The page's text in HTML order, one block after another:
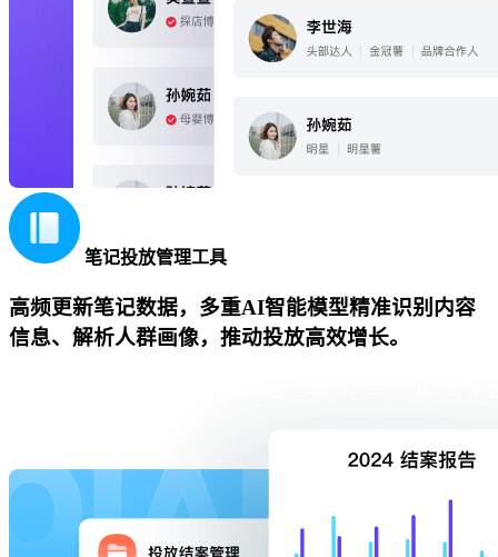
笔记投放管理工具
高频更新笔记数据，多重AI智能模型精准识别内容
信息、解析人群画像，推动投放高效增长。